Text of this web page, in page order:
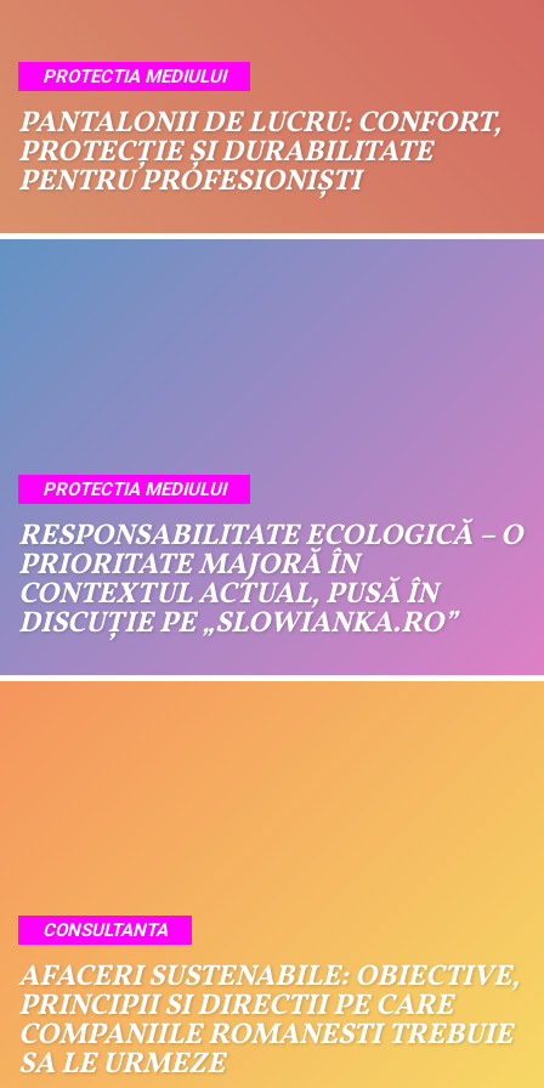
PROTECTIA MEDIULUI
PANTALONII DE LUCRU: CONFORT,
PROTECȚIE ȘI DURABILITATE
PENTRU PROFESIONIȘTI
PROTECTIA MEDIULUI
RESPONSABILITATE ECOLOGICĂ – O
PRIORITATE MAJORĂ ÎN
CONTEXTUL ACTUAL, PUSĂ ÎN
DISCUȚIE PE „SLOWIANKA.RO”
CONSULTANTA
AFACERI SUSTENABILE: OBIECTIVE,
PRINCIPII SI DIRECTII PE CARE
COMPANIILE ROMANESTI TREBUIE
SA LE URMEZE